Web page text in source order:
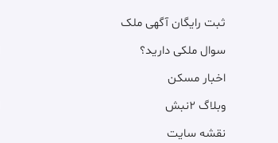
ثبت رایگان آگهی ملک
سوال ملکی دارید؟
اخبار مسکن
وبلاگ ۲نبش
نقشه سایت